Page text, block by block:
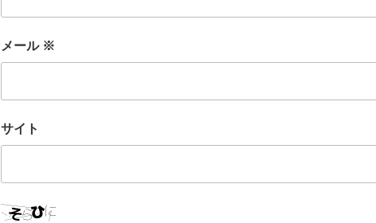
メール ※
サイト